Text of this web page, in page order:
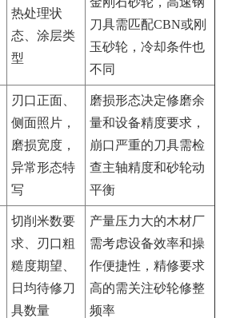
热处理状
态、涂层类
型
刀具需匹配CBN或刚
玉砂轮，冷却条件也
不同
刃口正面、
侧面照片，
磨损宽度，
异常形态特
写
磨损形态决定修磨余
量和设备精度要求，
崩口严重的刀具需检
查主轴精度和砂轮动
平衡
切削米数要
求、刃口粗
糙度期望、
日均待修刀
具数量
产量压力大的木材厂
需考虑设备效率和操
作便捷性，精修要求
高的需关注砂轮修整
频率